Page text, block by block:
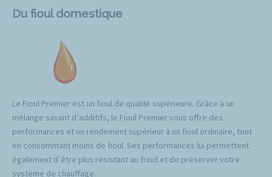
Du fioul domestique
Le Fioul Premier est un fioul de qualité supérieure. Grâce à un
mélange savant d’additifs, le Fioul Premier vous offre des
performances et un rendement supérieur à un fioul ordinaire, tout
en consommant moins de fioul. Ses performances lui permettent
également d’être plus résistant au froid et de préserver votre
système de chauffage.